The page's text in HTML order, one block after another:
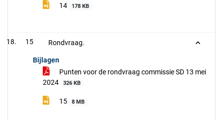
14
178 KB
15 Rondvraag.
Bijlagen
Punten voor de rondvraag commissie SD 13 mei
2024
326 KB
15 8 MB